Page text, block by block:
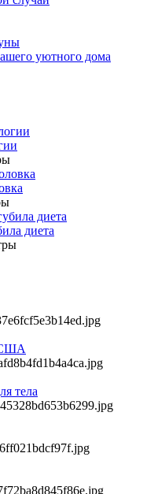
диета
США
тела